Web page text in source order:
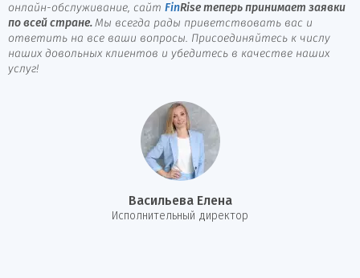
онлайн-обслуживание, сайт FinRise теперь принимает заявки
по всей стране. Мы всегда рады приветствовать вас и
ответить на все ваши вопросы. Присоединяйтесь к числу
наших довольных клиентов и убедитесь в качестве наших
услуг!
Васильева Елена
И сполнительный директор